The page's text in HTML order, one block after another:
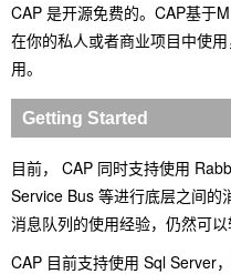
CAP 是开源免费的。CAP基于
在你的私人或者商业项目中使
用。
Getting Started
目前， CAP 同时支持使用
Service Bus 等进行底层之间的
消息队列的使用经验，仍然可以
CAP 目前支持使用 Sql Server